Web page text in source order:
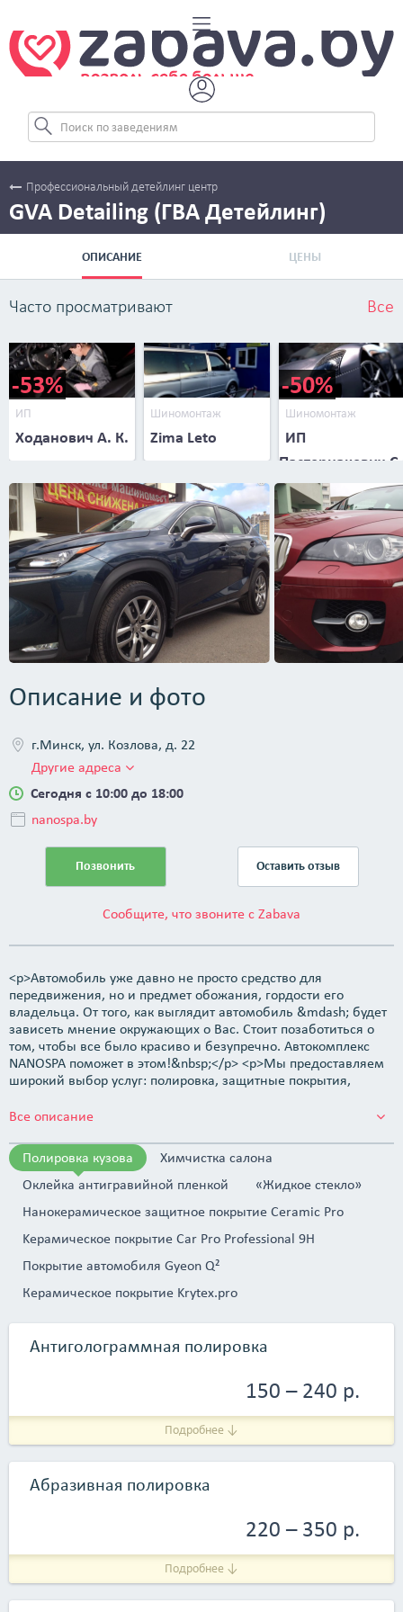
Профессиональный детейлинг центр
GVA Detailing (ГВА Детейлинг)
ОПИСАНИЕ ЦЕНЫ
Часто просматривают Все
-53%
ИП
Ходанович А. К.
Шиномонтаж
Zima Leto
-50%
Шиномонтаж
ИП
Пастернакевич С.
В.
Описание и фото
Полировка кузова
Химчистка салона
Оклейка антигравийной пленкой
«Жидкое стекло»
Нанокерамическое защитное покрытие Ceramic Pro
Kерамическoe покрытие Car Pro Professional 9H
Покрытие автомобиля Gyeon Q²
Керамическое покрытие Krytex.pro
Антиголограммная полировка
150 – 240 р.
Подробнее ↓
Абразивная полировка
220 – 350 р.
Подробнее ↓
г.Минск, ул. Козлова, д. 22
Другие адреса
Сегодня с 10:00 до 18:00
nanospa.by
Позвонить Оставить отзыв
Сообщите, что звоните с Zabava
<p>Автомобиль уже давно не просто средство для
передвижения, но и предмет обожания, гордости его
владельца. От того, как выглядит автомобиль &mdash; будет
зависеть мнение окружающих о Вас. Стоит позаботиться о
том, чтобы все было красиво и безупречно. Автокомплекс
NANOSPA поможет в этом!&nbsp;</p> <p>Мы предоставляем
широкий выбор услуг: полировка, защитные покрытия,
помещений, уборка после ремонта, генеральная уборка. В
инструменты и качественные материалы от ведущих
производителей США, Европы и Японии. В результате вы
получаете чистый, блестящий, яркий и исправный
</p>
Все описание